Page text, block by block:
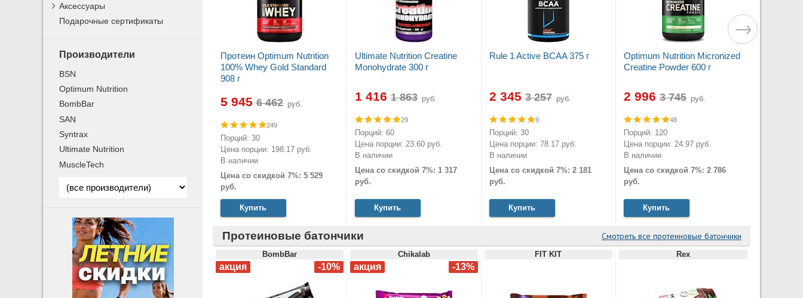
Протеин Optimum Nutrition
100% Whey Gold Standard
908 г
5 945 руб.
249
Порций: 30
Цена порции: 198.17 руб.
В наличии
Цена со скидкой 7%: 5 529
руб.
Купить
Ultimate Nutrition Creatine
Monohydrate 300 г
1 416 руб.
29
Порций: 60
Цена порции: 23.60 руб.
В наличии
Цена со скидкой 7%: 1 317
руб.
Купить
Rule 1 Active BCAA 375 г
2 345 руб.
9
Порций: 30
Цена порции: 78.17 руб.
В наличии
Цена со скидкой 7%: 2 181
руб.
Купить
Optimum Nutrition Micronized
Creatine Powder 600 г
2 996 руб.
48
Порций: 120
Цена порции: 24.97 руб.
В наличии
Цена со скидкой 7%: 2 786
руб.
Купить
Протеиновые батончики Смотреть все протеиновые батончики
BombBar Chikalab FIT KIT Rex
Аксессуары
Подарочные сертификаты
Производители
BSN
Optimum Nutrition
BombBar
SAN
Syntrax
Ultimate Nutrition
MuscleTech